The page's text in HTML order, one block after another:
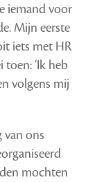
iemand voor
Mijn eerste
iets met HR
toen: ‘Ik heb
volgens mij
van ons
mochten